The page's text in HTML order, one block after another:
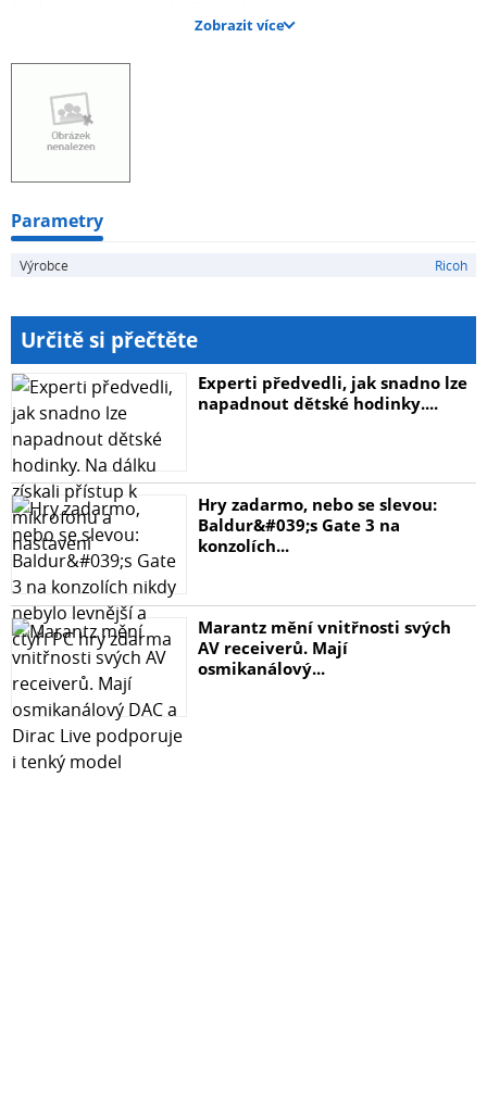
Technické údaje:
Hmotnost balení: 15 lb 1 oz (~6,84 kg)
× v)
Zobrazit více
Parametry
Výrobce Ricoh
Určitě si přečtěte
Experti předvedli, jak snadno lze
napadnout dětské hodinky....
Hry zadarmo, nebo se slevou:
Baldur&#039;s Gate 3 na
konzolích...
Marantz mění vnitřnosti svých
AV receiverů. Mají
osmikanálový...